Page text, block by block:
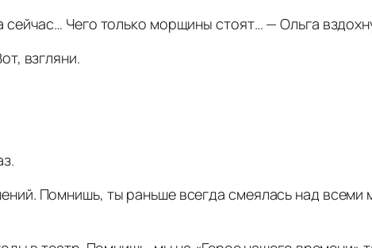
Чего только морщины стоят… — Ольга
взгляни.
Помнишь, ты раньше всегда смеялась над